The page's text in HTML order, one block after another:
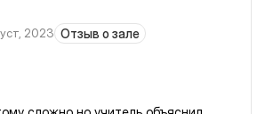
2023 Отзыв о зале